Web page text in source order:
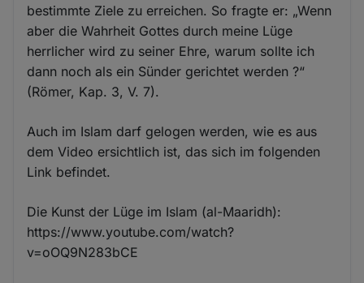
bestimmte Ziele zu erreichen. So fragte er: „Wenn
aber die Wahrheit Gottes durch meine Lüge
herrlicher wird zu seiner Ehre, warum sollte ich
dann noch als ein Sünder gerichtet werden ?“
(Römer, Kap. 3, V. 7).
Auch im Islam darf gelogen werden, wie es aus
dem Video ersichtlich ist, das sich im folgenden
Link befindet.
Die Kunst der Lüge im Islam (al-Maaridh):
https://www.youtube.com/watch?
v=oOQ9N283bCE